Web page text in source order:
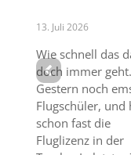
13. Juli 2026
Wie schnell das
doch immer geht.
Gestern noch
Flugschüler, und
schon fast die
Fluglizenz in der